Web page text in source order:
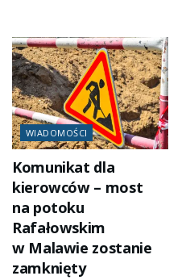
WIADOMOŚCI
Komunikat dla
kierowców – most
na potoku
Rafałowskim
w Malawie zostanie
zamknięty